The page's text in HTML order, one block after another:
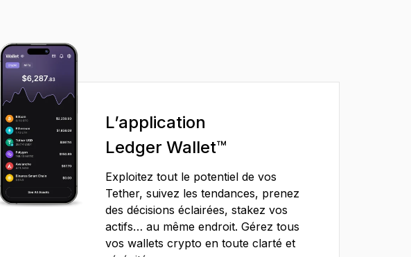
L’application
Ledger Wallet™
Exploitez tout le potentiel de vos
Tether, suivez les tendances, prenez
des décisions éclairées, stakez vos
actifs… au même endroit. Gérez tous
vos wallets crypto en toute clarté et